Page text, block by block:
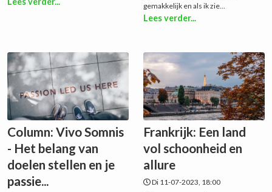
gemakkelijk en als ik zie...
Lees verder...
Column: Vivo Somnis
- Het belang van
doelen stellen en je
passie...
Frankrijk: Een land
vol schoonheid en
allure
Di 11-07-2023, 18:00